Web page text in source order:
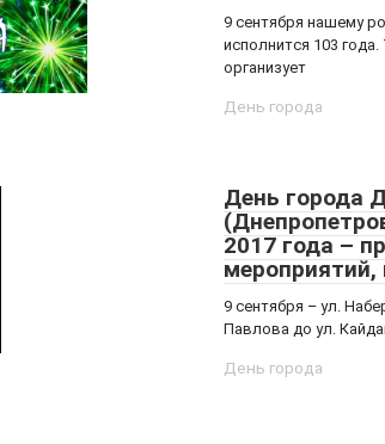
9 сентября нашему
исполнится 103
организует
День города
День города
2017 года –
мероприятий,
9 сентября – ул.
Павлова до ул.
День города